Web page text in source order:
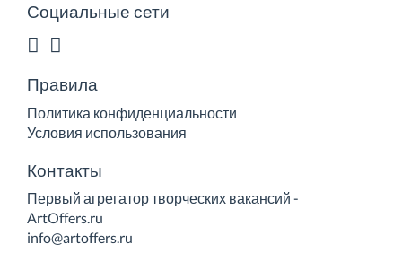
Социальные сети
Правила
Политика конфиденциальности
Условия использования
Контакты
Первый агрегатор творческих вакансий -
ArtOffers.ru
info@artoffers.ru